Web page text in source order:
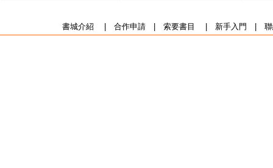
書城介紹 合作申請| 索要書目 新手入門